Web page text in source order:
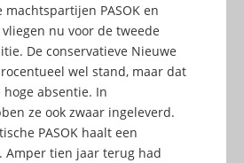
PASOK en
nu voor de tweede
De conservatieve Nieuwe
wel stand, maar dat
absentie. In
ze ook zwaar ingeleverd.
PASOK haalt een
Amper tien jaar terug had